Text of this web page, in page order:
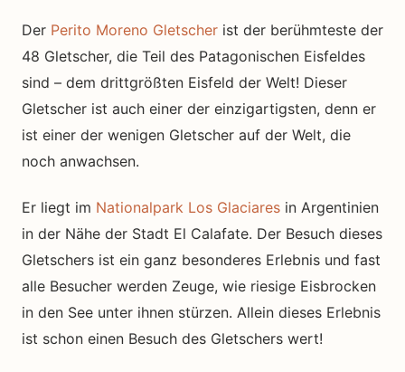
Der Perito Moreno Gletscher ist der berühmteste der
48 Gletscher, die Teil des Patagonischen Eisfeldes
sind – dem drittgrößten Eisfeld der Welt! Dieser
Gletscher ist auch einer der einzigartigsten, denn er
ist einer der wenigen Gletscher auf der Welt, die
noch anwachsen.
Er liegt im Nationalpark Los Glaciares in Argentinien
in der Nähe der Stadt El Calafate. Der Besuch dieses
Gletschers ist ein ganz besonderes Erlebnis und fast
alle Besucher werden Zeuge, wie riesige Eisbrocken
in den See unter ihnen stürzen. Allein dieses Erlebnis
ist schon einen Besuch des Gletschers wert!